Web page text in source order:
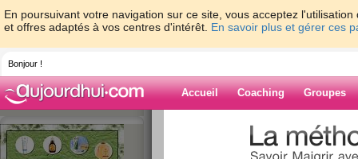
En poursuivant votre navigation sur ce site, vous acceptez
et offres adaptés à vos centres d'intérêt. En savoir plus et gérer ces
Bonjour !
Accueil Coaching Groupes
> pimprenelle78
>